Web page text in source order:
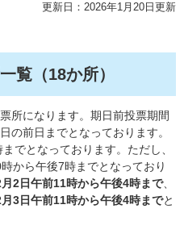
更新日：2026年1月20日更新
覧（18か所）
所になります。期日前投票期間
の前日までとなっております。
でとなっております。ただし、
から午後7時までとなっており
2日午前11時から午後4時まで、
3日午前11時から午後4時までと